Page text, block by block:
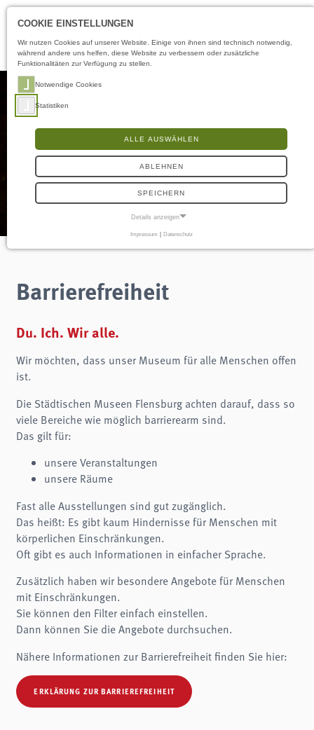
Öffnungszeiten
Barrierefreiheit
Du. Ich. Wir alle.
Wir möchten, dass unser Museum für alle Menschen offen
ist.
Die Städtischen Museen Flensburg achten darauf, dass so
viele Bereiche wie möglich barrierearm sind.
Das gilt für:
unsere Veranstaltungen
unsere Räume
Fast alle Ausstellungen sind gut zugänglich.
Das heißt: Es gibt kaum Hindernisse für Menschen mit
körperlichen Einschränkungen.
Oft gibt es auch Informationen in einfacher Sprache.
Zusätzlich haben wir besondere Angebote für Menschen
mit Einschränkungen.
Sie können den Filter einfach einstellen.
Dann können Sie die Angebote durchsuchen.
Nähere Informationen zur Barrierefreiheit finden Sie hier:
ERKLÄRUNG ZUR BARRIEREFREIHEIT
COOKIE EINSTELLUNGEN
Wir nutzen Cookies auf unserer Website. Einige von ihnen sind technisch notwendig,
während andere uns helfen, diese Website zu verbessern oder zusätzliche
Funktionalitäten zur Verfügung zu stellen.
Notwendige Cookies
Statistiken
ALLE AUSWÄHLEN
ABLEHNEN
SPEICHERN
Details anzeigen
Frontend User
museen-flensburg.de
Session
Name:
Zweck:
Dieser Cookie speichert die ausgewählten Einverständnis-Optionen des Benutzers
Cookie Laufzeit:
1 Jahr
Wir verwenden Matomo für anonyme Website-Analysen, um unsere Dienste zu
verbessern. Es werden keine Cookies gespeichert.
analytics
Anbieter:
Impressum | Datenschutz